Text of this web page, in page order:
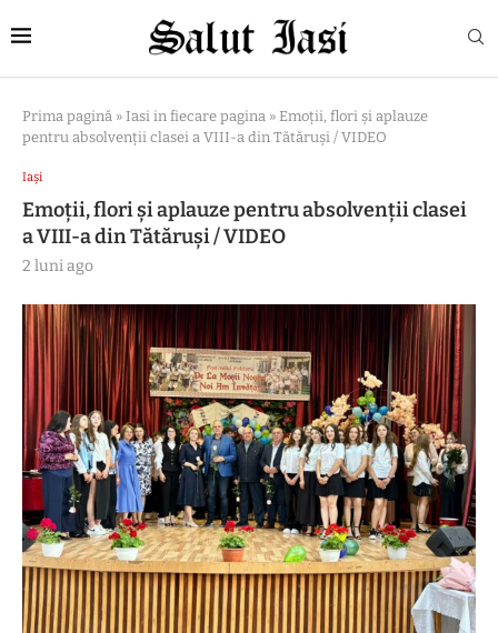
Prima pagină » Iasi in fiecare pagina » Emoții, flori și aplauze
pentru absolvenții clasei a VIII-a din Tătăruși / VIDEO
Iași
Emoții, flori și aplauze pentru absolvenții clasei
a VIII-a din Tătăruși / VIDEO
2 luni ago